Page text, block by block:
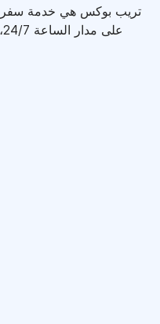
تريب بوكس هي خدمة